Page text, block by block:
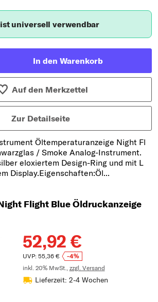
universell verwendbar
In den Warenkorb
Auf den Merkzettel
Zur Detailseite
Öltemperaturanzeige Night Fl
/ Smoke Analog-Instrument.
eloxiertem Design-Ring und mit L
Display.Eigenschaften:Öl...
Flight Blue Öldruckanzeige
52,92 €
UVP: 55,36 €
-4%
inkl. 20% MwSt., zzgl. Versand
Lieferzeit: 2-4 Wochen